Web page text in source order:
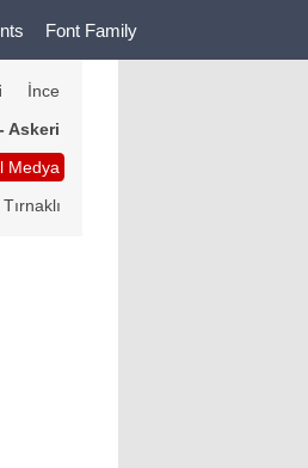
Font Family
İnce
Askeri
Medya
Tırnaklı